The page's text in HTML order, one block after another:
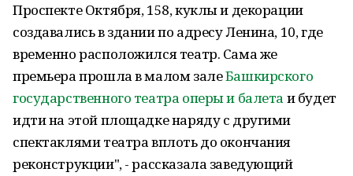
Проспекте Октября, 158, куклы и декорации
создавались в здании по адресу Ленина, 10, где
временно расположился театр. Сама же
премьера прошла в малом залеБашкирского
государственного театра оперы и балета и будет
идти на этой площадке наряду с другими
спектаклями театра вплоть до окончания
реконструкции", - рассказала заведующий